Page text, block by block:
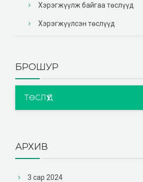
Хэрэгжүүлж байгаа төслүүд
Хэрэгжүүлсэн төслүүд
БРОШУР
ТӨСЛҮҮД
АРХИВ
3 сар 2024